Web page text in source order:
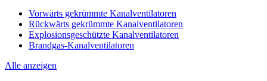
Vorwärts gekrümmte Kanalventilatoren
Rückwärts gekrümmte Kanalventilatoren
Explosionsgeschützte Kanalventilatoren
Brandgas-Kanalventilatoren
Alle anzeigen